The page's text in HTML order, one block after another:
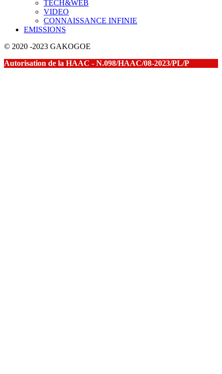
TECH&WEB
VIDEO
CONNAISSANCE INFINIE
EMISSIONS
© 2020 -2023 GAKOGOE
Autorisation de la HAAC - N.098/HAAC/08-2023/PL/P